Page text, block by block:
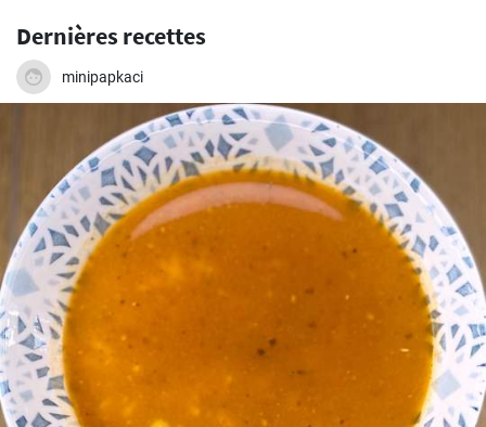
Dernières recettes
minipapkaci